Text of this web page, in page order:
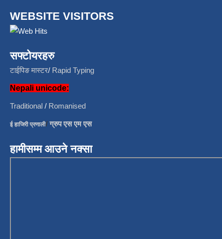
WEBSITE VISITORS
सफ्टोयरहरु
टाईपिङ मास्टर/ Rapid Typing
Nepali unicode:
Traditional / Romanised
ई हाजिरी प्रणाली/ग्रुप एस एम एस
हामीसम्म आउने नक्सा